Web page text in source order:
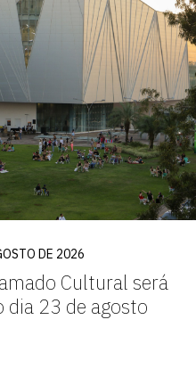
DE 2026
Cultural será
dia 23 de agosto
vagas para
vagas a partir